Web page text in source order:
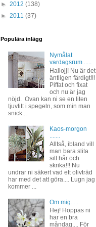
► 2012 (138)
► 2011 (37)
Populära inlägg
Nymålat
vardagsrum .....
Hallojj! Nu är det
äntligen färdigt!!!
Piffat och fixat
och nu är jag
nöjd. Ovan kan ni se en liten
tjuvtitt i spegeln, som min man
snick...
Kaos-morgon
Alltså, ibland vill
man bara slita
sitt hår och
skrika!!! Nu
undrar ni säkert vad ett olivträd
har med det att göra.... Lugn jag
kommer ...
Om mig......
Hej! Hoppas ni
har en bra
måndag.... För